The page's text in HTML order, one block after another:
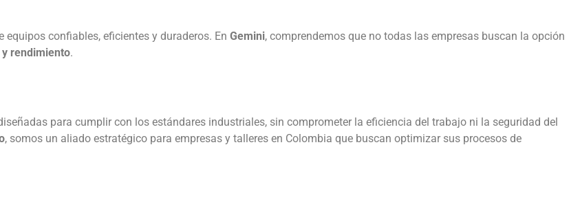
confiables, eficientes y duraderos. En Gemini, comprendemos que no todas las empresas buscan la opción
rendimiento.
para cumplir con los estándares industriales, sin comprometer la eficiencia del trabajo ni la seguridad del
, somos un aliado estratégico para empresas y talleres en Colombia que buscan optimizar sus procesos de